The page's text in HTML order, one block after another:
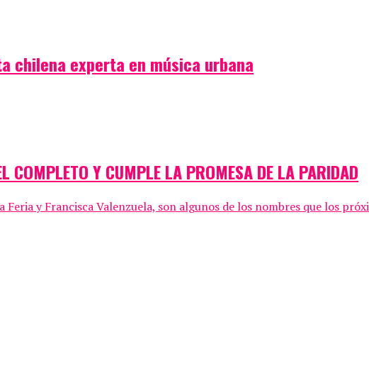
chilena experta en música urbana
COMPLETO Y CUMPLE LA PROMESA DE LA PARIDAD
y Francisca Valenzuela, son algunos de los nombres que los